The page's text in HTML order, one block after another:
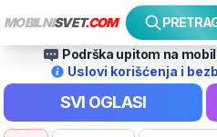
MOBILNISVET.COM
Podrška upitom na
Uslovi korišćenja i
SVI OGLASI